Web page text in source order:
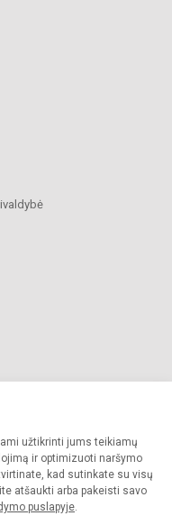
užtikrinti jums teikiamų
ir optimizuoti naršymo
kad sutinkate su visų
atšaukti arba pakeisti savo
puslapyje.
teisės saugomos.
griežtai draudžiama.
politika